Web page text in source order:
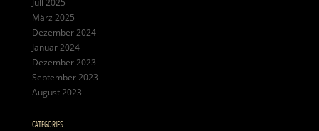
Juli 2025
März 2025
Dezember 2024
Januar 2024
Dezember 2023
September 2023
August 2023
CATEGORIES